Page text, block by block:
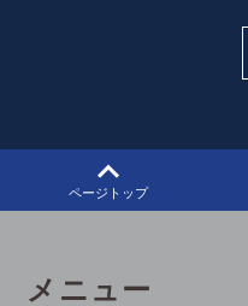
ページトップ
メニュー